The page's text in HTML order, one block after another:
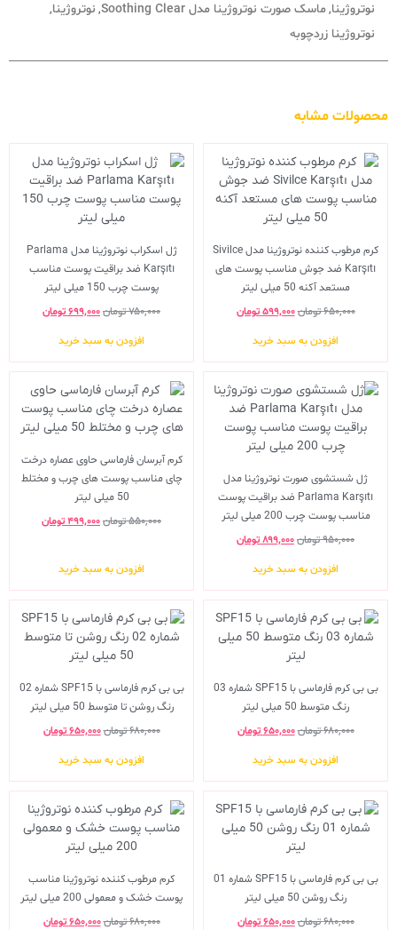
نوتروژینا,ماسک صورت نوتروژینا مدل Soothing Clear , نوتروژینا,
نوتروژینا زردچوبه
محصولات مشابه
کرم مرطوب کننده نوتروژینا مدل Sivilce
Karşıtı ضد جوش مناسب پوست های
مستعد آکنه 50 میلی لیتر
۶۵۰,۰۰۰تومان۵۹۹,۰۰۰ تومان
افزودن به سبد خرید
ژل اسکراب نوتروژینا مدل Parlama
Karşıtı ضد براقیت پوست مناسب
پوست چرب 150 میلی لیتر
۷۵۰,۰۰۰تومان۶۹۹,۰۰۰تومان
افزودن به سبد خرید
ژل شستشوی صورت نوتروژینا مدل
Parlama Karşıtı ضد براقیت پوست
مناسب پوست چرب 200 میلی لیتر
۹۵۰,۰۰۰تومان۸۹۹,۰۰۰تومان
افزودن به سبد خرید
کرم آبرسان فارماسی حاوی عصاره درخت
چای مناسب پوست های چرب و مختلط
50 میلی لیتر
۵۵۰,۰۰۰تومان۴۹۹,۰۰۰تومان
افزودن به سبد خرید
بی بی کرم فارماسی با SPF15 شماره 03
رنگ متوسط 50 میلی لیتر
۶۸۰,۰۰۰تومان۶۵۰,۰۰۰ تومان
افزودن به سبد خرید
بی بی کرم فارماسی با SPF15 شماره 02
رنگ روشن تا متوسط 50 میلی لیتر
۶۸۰,۰۰۰تومان۶۵۰,۰۰۰ تومان
افزودن به سبد خرید
بی بی کرم فارماسی با SPF15 شماره 01
رنگ روشن 50 میلی لیتر
۶۸۰,۰۰۰تومان۶۵۰,۰۰۰ تومان
کرم مرطوب کننده نوتروژینا مناسب
پوست خشک و معمولی 200 میلی لیتر
۶۸۰,۰۰۰تومان۶۵۰,۰۰۰ تومان